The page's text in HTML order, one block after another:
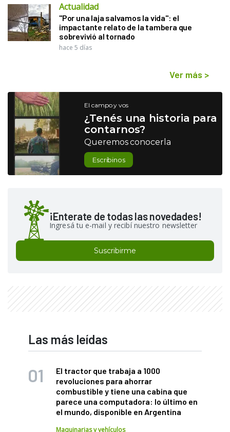
Actualidad
"Por una laja salvamos la vida": el
impactante relato de la tambera que
sobrevivió al tornado
hace 5 días
Ver más >
El campo y vos
¿Tenés una historia para
contarnos?
Queremos conocerla
Escribinos
¡Enterate de todas las novedades!
Ingresá tu e-mail y recibí nuestro newsletter
Suscribirme
Las más leídas
El tractor que trabaja a 1000
revoluciones para ahorrar
combustible y tiene una cabina que
parece una computadora: lo último en
el mundo, disponible en Argentina
Maquinarias y vehículos